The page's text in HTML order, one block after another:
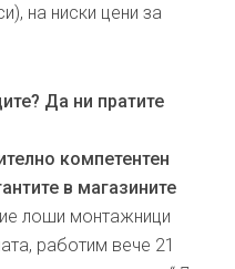
на ниски цени за
Да ни пратите
компетентен
в магазините
лоши монтажници
работим вече 21